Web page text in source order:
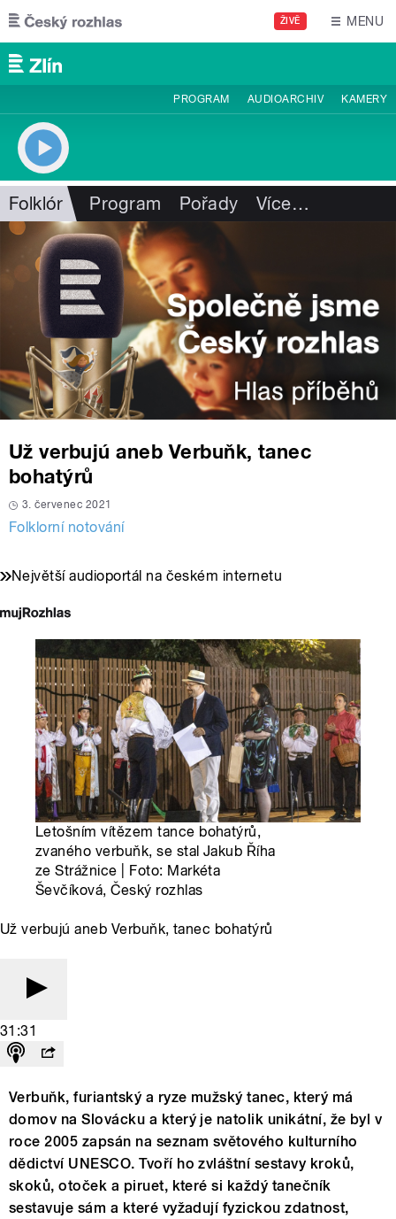
Přejít k hlavnímu obsahu
ŽIVĚ MENU
PROGRAM AUDIOARCHIV KAMERY
Folklór Program Pořady Více…
Už verbujú aneb Verbuňk, tanec
bohatýrů
3. červenec 2021
Folklorní notování
Největší audioportál na českém internetu
Letošním vítězem tance bohatýrů,
zvaného verbuňk, se stal Jakub Říha
ze Strážnice | Foto: Markéta
Ševčíková, Český rozhlas
Už verbujú aneb Verbuňk, tanec bohatýrů
31:31
Verbuňk, furiantský a ryze mužský tanec, který má
domov na Slovácku a který je natolik unikátní, že byl v
roce 2005 zapsán na seznam světového kulturního
dědictví UNESCO. Tvoří ho zvláštní sestavy kroků,
skoků, otoček a piruet, které si každý tanečník
sestavuje sám a které vyžadují fyzickou zdatnost,